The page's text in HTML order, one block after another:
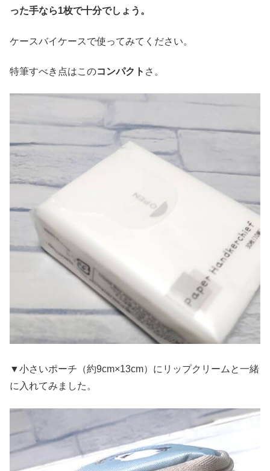
った手なら1枚で十分でしょう。
ケースバイケースで使ってみてください。
特筆すべき点はこのコンパクト さ。
▼小さいポーチ（約9cm×13cm）にリップクリームと一緒
に入れてみました。